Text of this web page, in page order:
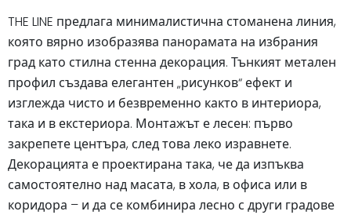
THE LINE предлага минималистична стоманена линия,
която вярно изобразява панорамата на избрания
град като стилна стенна декорация. Тънкият метален
профил създава елегантен „рисунков“ ефект и
изглежда чисто и безвременно както в интериора,
така и в екстериора. Монтажът е лесен: първо
закрепете центъра, след това леко изравнете.
Декорацията е проектирана така, че да изпъква
самостоятелно над масата, в хола, в офиса или в
коридора – и да се комбинира лесно с други градове